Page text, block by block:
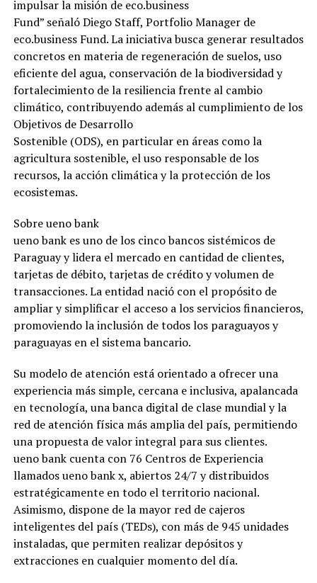
impulsar la misión de eco.business
Fund” señaló Diego Staff, Portfolio Manager de
eco.business Fund. La iniciativa busca generar resultados
concretos en materia de regeneración de suelos, uso
eficiente del agua, conservación de la biodiversidad y
fortalecimiento de la resiliencia frente al cambio
climático, contribuyendo además al cumplimiento de los
Objetivos de Desarrollo
Sostenible (ODS), en particular en áreas como la
agricultura sostenible, el uso responsable de los
recursos, la acción climática y la protección de los
ecosistemas.
Sobre ueno bank
ueno bank es uno de los cinco bancos sistémicos de
Paraguay y lidera el mercado en cantidad de clientes,
tarjetas de débito, tarjetas de crédito y volumen de
transacciones. La entidad nació con el propósito de
ampliar y simplificar el acceso a los servicios financieros,
promoviendo la inclusión de todos los paraguayos y
paraguayas en el sistema bancario.
Su modelo de atención está orientado a ofrecer una
experiencia más simple, cercana e inclusiva, apalancada
en tecnología, una banca digital de clase mundial y la
red de atención física más amplia del país, permitiendo
una propuesta de valor integral para sus clientes.
ueno bank cuenta con 76 Centros de Experiencia
llamados ueno bank x, abiertos 24/7 y distribuidos
estratégicamente en todo el territorio nacional.
Asimismo, dispone de la mayor red de cajeros
inteligentes del país (TEDs), con más de 945 unidades
instaladas, que permiten realizar depósitos y
extracciones en cualquier momento del día.